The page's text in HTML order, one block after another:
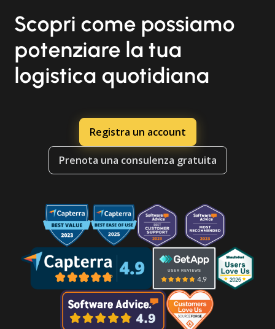
Scopri come possiamo
potenziare la tua
logistica quotidiana
Registra un account
Prenota una consulenza gratuita